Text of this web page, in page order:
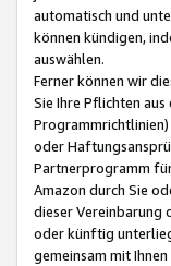
automatisch und
können kündigen,
auswählen.
Ferner können wir
Sie Ihre Pflichten
Programmrichtlinien)
oder
Partnerprogramm
Amazon durch Sie
dieser Vereinbarung
oder künftig
gemeinsam mit